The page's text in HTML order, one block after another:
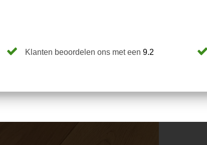
Klanten beoordelen ons met een9.2